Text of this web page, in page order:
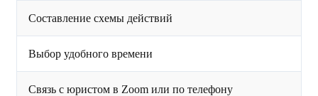
Составление схемы действий
Выбор удобного времени
Связь с юристом в Zoom или по телефону